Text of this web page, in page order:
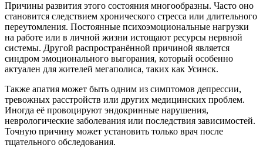
Причины развития этого состояния многообразны. Часто оно
становится следствием хронического стресса или длительного
переутомления. Постоянные психоэмоциональные нагрузки
на работе или в личной жизни истощают ресурсы нервной
системы. Другой распространённой причиной является
синдром эмоционального выгорания, который особенно
актуален для жителей мегаполиса, таких как Усинск.
Также апатия может быть одним из симптомов депрессии,
тревожных расстройств или других медицинских проблем.
Иногда её провоцируют эндокринные нарушения,
неврологические заболевания или последствия зависимостей.
Точную причину может установить только врач после
тщательного обследования.